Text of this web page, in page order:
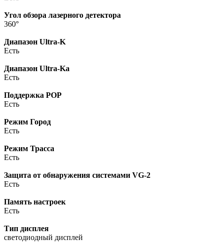
Угол обзора лазерного детектора
360°
Диапазон Ultra-K
Есть
Диапазон Ultra-Ka
Есть
Поддержка POP
Есть
Режим Город
Есть
Режим Трасса
Есть
Защита от обнаружения системами VG-2
Есть
Память настроек
Есть
Тип дисплея
светодиодный дисплей